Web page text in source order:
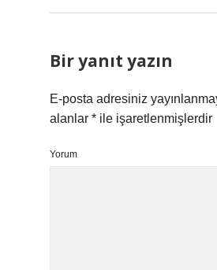
Bir yanıt yazın
E-posta adresiniz
alanlar * ile işaretlenmişlerdir
Yorum